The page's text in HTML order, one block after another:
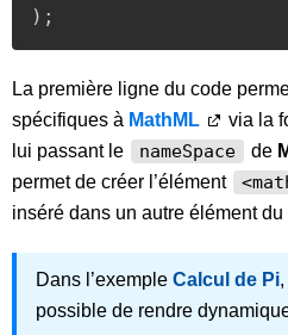
) ;
La première ligne du code
spécifiques à MathML via la
lui passant le
nameSpace de
permet de créer l’élément
inséré dans un autre élément du
Dans l’exemple Calcul de Pi
possible de rendre